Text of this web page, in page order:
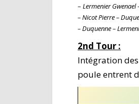
– Lermenier Gwenael
– Nicot Pierre –
– Duquenne –
2nd Tour :
Intégration
poule entrent